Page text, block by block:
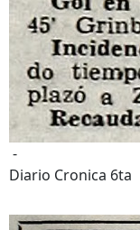
-
Diario Cronica 6ta